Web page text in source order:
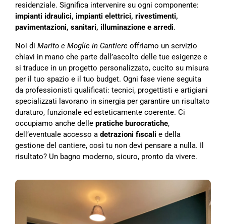
residenziale. Significa intervenire su ogni componente:
impianti idraulici, impianti elettrici, rivestimenti,
pavimentazioni, sanitari, illuminazione e arredi.
Noi di Marito e Moglie in Cantiere offriamo un servizio
chiavi in mano che parte dall’ascolto delle tue esigenze e
si traduce in un progetto personalizzato, cucito su misura
per il tuo spazio e il tuo budget. Ogni fase viene seguita
da professionisti qualificati: tecnici, progettisti e artigiani
specializzati lavorano in sinergia per garantire un risultato
duraturo, funzionale ed esteticamente coerente. Ci
occupiamo anche delle pratiche burocratiche,
dell’eventuale accesso a detrazioni fiscali e della
gestione del cantiere, così tu non devi pensare a nulla. Il
risultato? Un bagno moderno, sicuro, pronto da vivere.